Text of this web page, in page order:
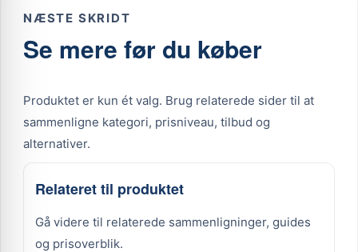
NÆSTE SKRIDT
Se mere før du køber
Produktet er kun ét valg. Brug relaterede sider til at
sammenligne kategori, prisniveau, tilbud og
alternativer.
Relateret til produktet
Gå videre til relaterede sammenligninger, guides
og prisoverblik.